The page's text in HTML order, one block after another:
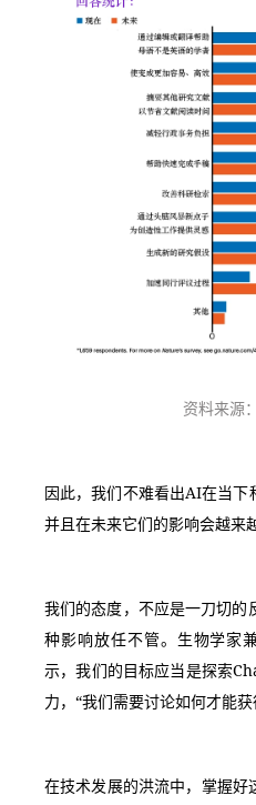
资料来源
因此，我们不难看出AI在当下
并且在未来它们的影响会越来
我们的态度，不应是一刀切
种影响放任不管。生物学家
示，我们的目标应当是探索
力，“我们需要讨论如何才能获
在技术发展的洪流中，掌握好